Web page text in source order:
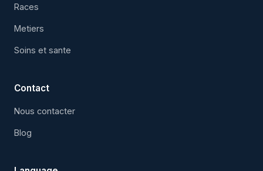
Races
Metiers
Soins et sante
Contact
Nous contacter
Blog